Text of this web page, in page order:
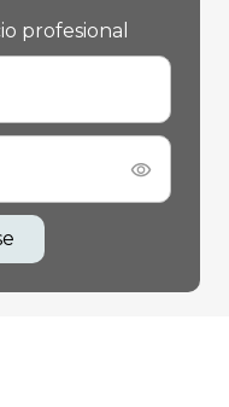
profesional